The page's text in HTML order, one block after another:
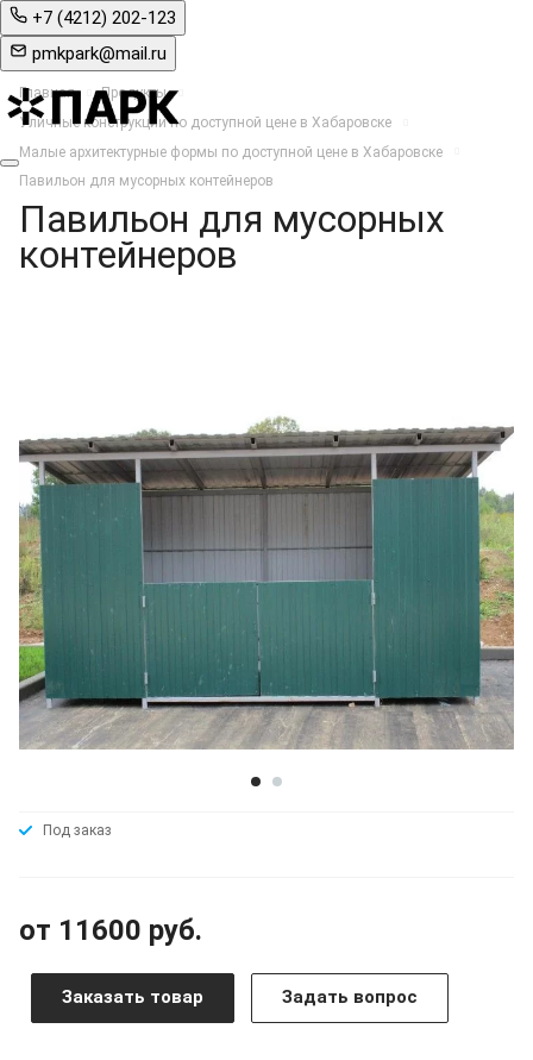
+7 (4212) 202-123
pmkpark@mail.ru
Главная
Продукты
Уличные конструкции по доступной цене в Хабаровске
Малые архитектурные формы по доступной цене в Хабаровске
Павильон для мусорных контейнеров
Павильон для мусорных
контейнеров
Под заказ
от 11600 руб.
Заказать товар Задать вопрос